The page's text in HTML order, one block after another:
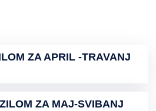
ZA APRIL -TRAVANJ
ZA MAJ-SVIBANJ